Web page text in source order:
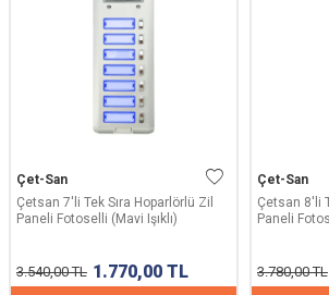
Çet-San
Çetsan 7'li Tek Sıra Hoparlörlü Zil
Paneli Fotoselli (Mavi Işıklı)
3.540,00TL 1.770,00 TL
Çet-San
Çetsan 8'li
Paneli
3.780,00TL